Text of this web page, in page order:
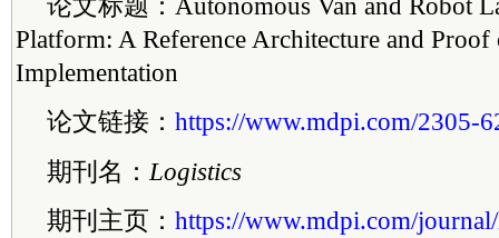
Platform: A Reference Architecture and Proof
Implementation
论文链接： https://www.mdpi.com/2305-
期刊名： Logistics
期刊主页： https://www.mdpi.com/